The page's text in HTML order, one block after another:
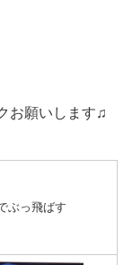
お願いします♫
ぶっ飛ばす